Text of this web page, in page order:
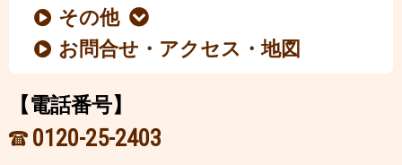
その他
お問合せ・アクセス・地図
【電話番号】
0120-25-2403